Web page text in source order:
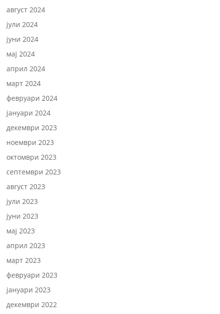
август 2024
јули 2024
јуни 2024
мај 2024
април 2024
март 2024
февруари 2024
јануари 2024
декември 2023
ноември 2023
октомври 2023
септември 2023
август 2023
јули 2023
јуни 2023
мај 2023
април 2023
март 2023
февруари 2023
јануари 2023
декември 2022